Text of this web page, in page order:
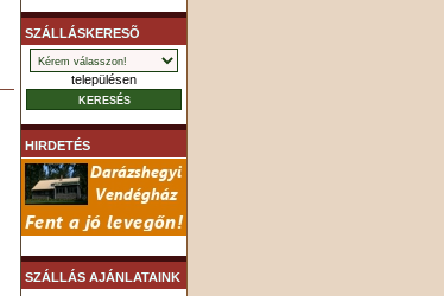
SZÁLLÁSKERESÕ
településen
HIRDETÉS
SZÁLLÁS AJÁNLATAINK